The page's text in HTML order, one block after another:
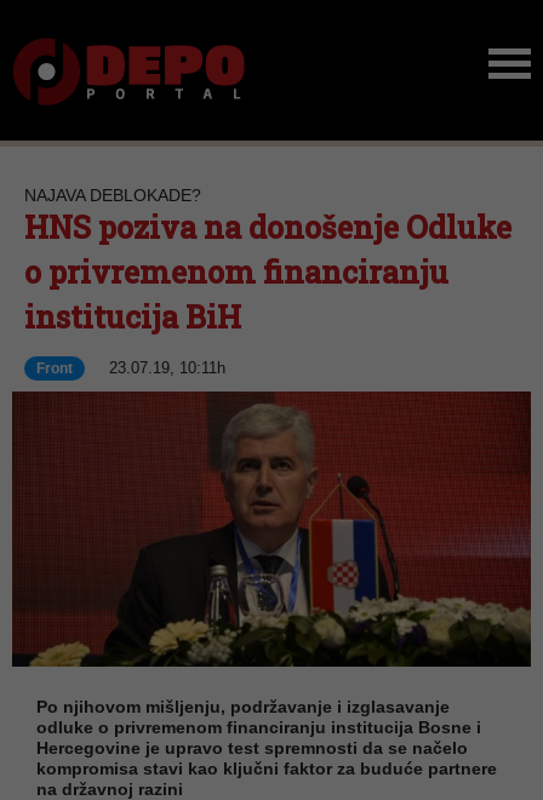
NAJAVA DEBLOKADE?
HNS poziva na donošenje Odluke
o privremenom financiranju
institucija BiH
Front 23.07.19, 10:11h
Po njihovom mišljenju, podržavanje i izglasavanje
odluke o privremenom financiranju institucija Bosne i
Hercegovine je upravo test spremnosti da se načelo
kompromisa stavi kao ključni faktor za buduće partnere
na državnoj razini